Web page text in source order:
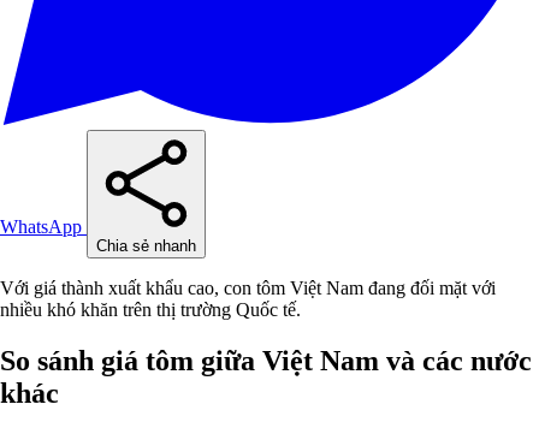
WhatsApp
Chia sẻ nhanh
Với giá thành xuất khẩu cao, con tôm Việt Nam đang đối mặt với
nhiều khó khăn trên thị trường Quốc tế.
So sánh giá tôm giữa Việt Nam và các nước
khác